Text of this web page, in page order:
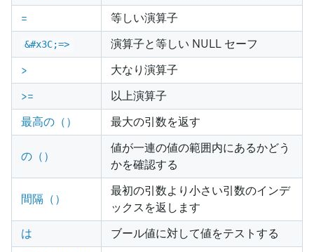
=
等しい演算子
&#x3C;=>
演算子と等しい NULL セーフ
>
大なり演算子
>=
以上演算子
最高の（）
最大の引数を返す
の（）
値が一連の値の範囲内にあるかどう
かを確認する
間隔（）
最初の引数より小さい引数のインデ
ックスを返します
は
ブール値に対して値をテストする